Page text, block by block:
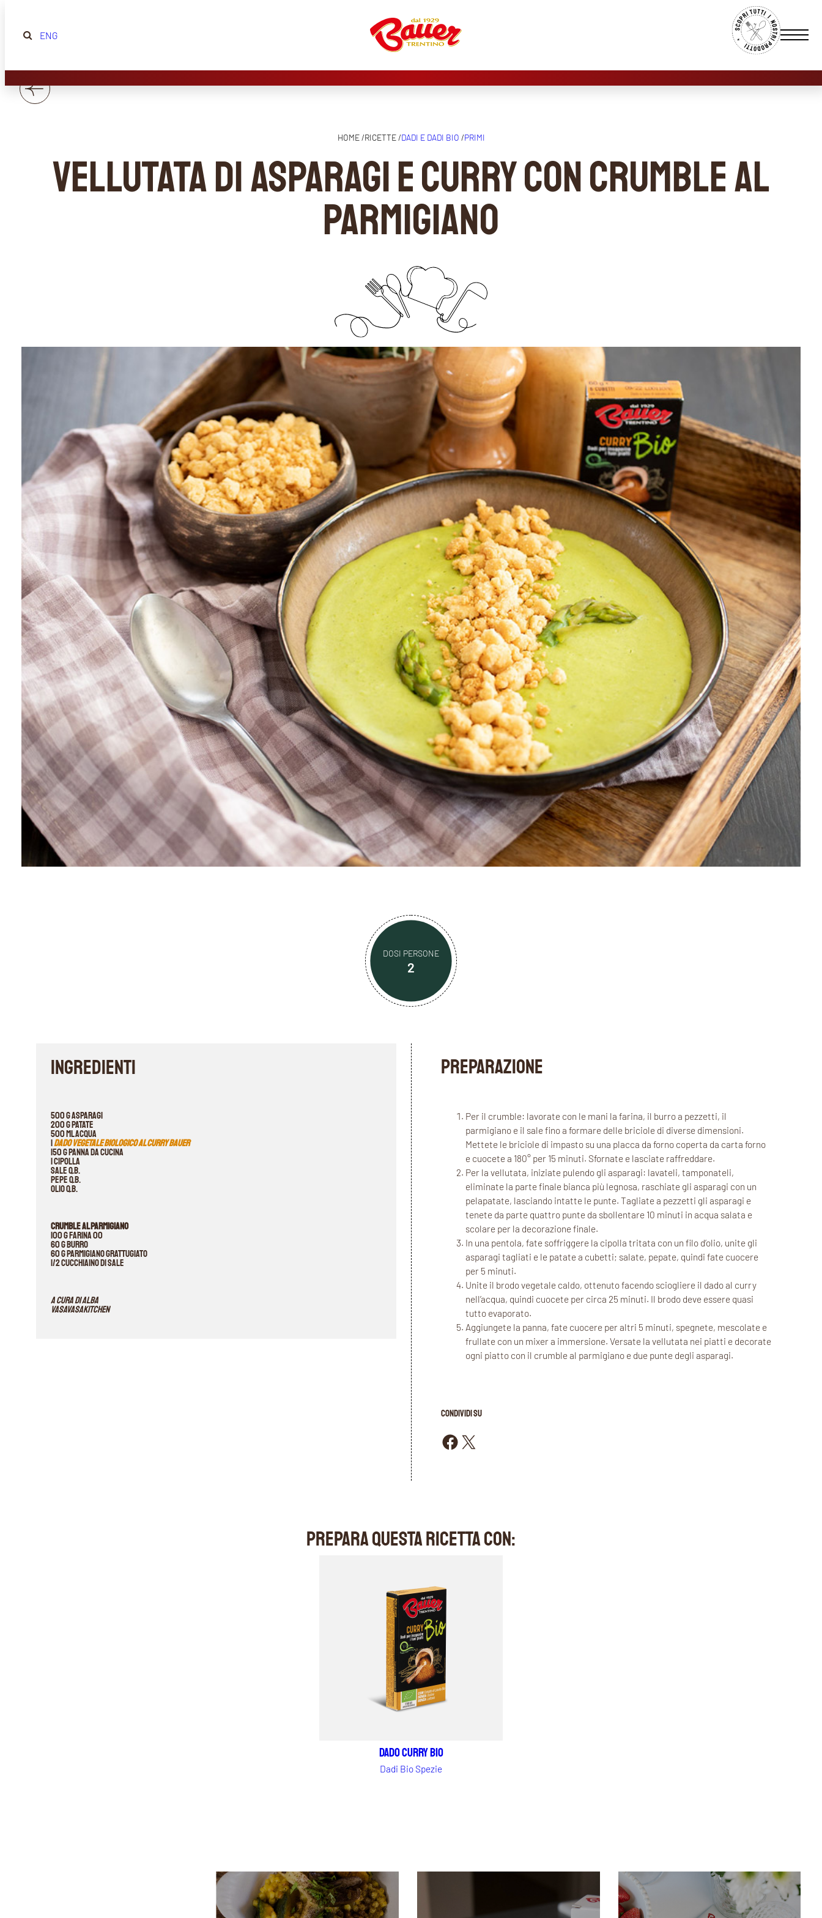
ENG
HOME /RICETTE /DADI E DADI BIO /PRIMI
Vellutata di asparagi e curry con crumble al
parmigiano
DOSI PERSONE
2
INGREDIENTI
500 g asparagi
200 g patate
500 ml acqua
1dado vegetale biologico al curry Bauer
150 g panna da cucina
1 cipolla
sale q.b.
pepe q.b.
olio q.b.
Crumble al parmigiano
100 g farina 00
60 g burro
60 g parmigiano grattugiato
1/2 cucchiaino di sale
A cura di Alba
VASAVASAKITCHEN
PREPARAZIONE
Per il crumble: lavorate con le mani la farina, il burro a pezzetti, il
parmigiano e il sale fino a formare delle briciole di diverse dimensioni.
Mettete le briciole di impasto su una placca da forno coperta da carta forno
e cuocete a 180° per 15 minuti. Sfornate e lasciate raffreddare.
Per la vellutata, iniziate pulendo gli asparagi: lavateli, tamponateli,
eliminate la parte finale bianca più legnosa, raschiate gli asparagi con un
pelapatate, lasciando intatte le punte. Tagliate a pezzetti gli asparagi e
tenete da parte quattro punte da sbollentare 10 minuti in acqua salata e
scolare per la decorazione finale.
In una pentola, fate soffriggere la cipolla tritata con un filo d’olio, unite gli
asparagi tagliati e le patate a cubetti; salate, pepate, quindi fate cuocere
per 5 minuti.
Unite il brodo vegetale caldo, ottenuto facendo sciogliere il dado al curry
nell’acqua, quindi cuocete per circa 25 minuti. Il brodo deve essere quasi
tutto evaporato.
Aggiungete la panna, fate cuocere per altri 5 minuti, spegnete, mescolate e
frullate con un mixer a immersione. Versate la vellutata nei piatti e decorate
ogni piatto con il crumble al parmigiano e due punte degli asparagi.
CONDIVIDI SU
Condividi su Facebook Condividi su X
PREPARA QUESTA RICETTA CON:
Dado Curry BIO
Dadi Bio Spezie